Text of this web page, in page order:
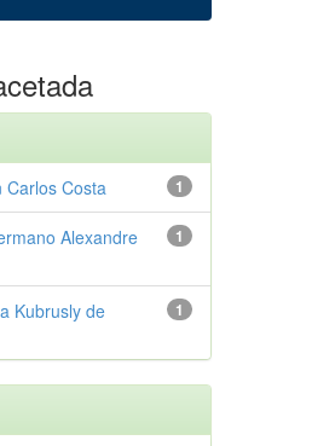
1
Carlos Costa
1
Alexandre
1
Kubrusly de